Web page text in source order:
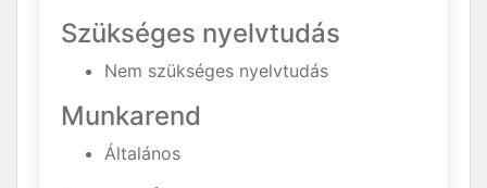
Szükséges nyelvtudás
Nem szükséges nyelvtudás
Munkarend
Általános